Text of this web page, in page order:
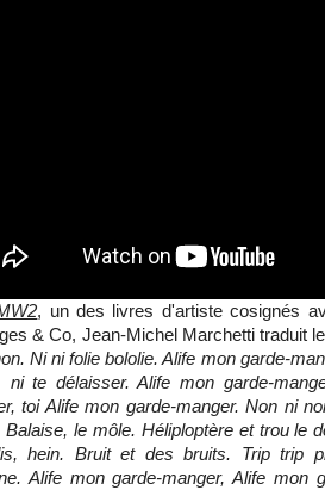
, un des livres d'artiste cosignés
& Co, Jean-Michel Marchetti traduit
Ni ni folie bololie. Alife mon garde-
ni te délaisser. Alife mon garde-
toi Alife mon garde-manger. Non ni
Balaise, le môle. Héliploptère et trou le
hein. Bruit et des bruits. Trip trip
Alife mon garde-manger, Alife mon